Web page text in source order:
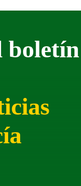
boletín